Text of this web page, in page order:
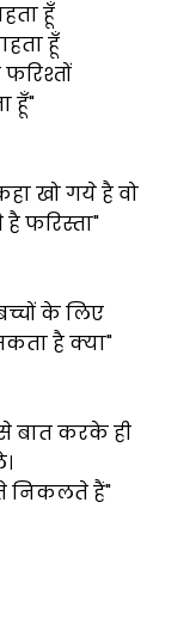
हूँ
हूँ
हूँ"
खो गये है वो
फरिस्ता"
के लिए
है क्या"
बात करके ही
निकलते हैं"